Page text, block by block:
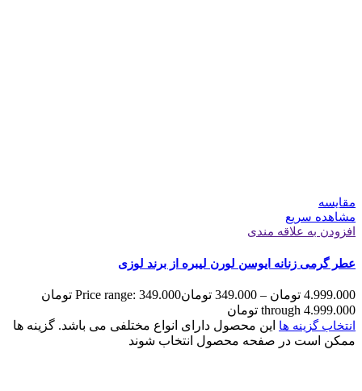
مقایسه
مشاهده سریع
افزودن به علاقه مندی
عطر گرمی زنانه ایوسن لورن لیبره از برند لوزی
4.999.000 تومان –
349.000 تومان
Price range: 349.000 تومان
through 4.999.000 تومان
انتخاب گزینه ها
این محصول دارای انواع مختلفی می باشد. گزینه ها
ممکن است در صفحه محصول انتخاب شوند